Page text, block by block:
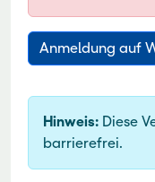
Hinweis: Diese
barrierefrei.